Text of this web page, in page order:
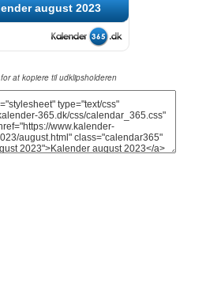
august 2023
at kopiere til udklipsholderen